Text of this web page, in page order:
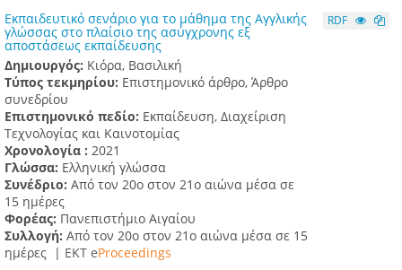
Εκπαιδευτικό σενάριο για το μάθημα της Αγγλικής
γλώσσας στο πλαίσιο της ασύγχρονης εξ
αποστάσεως εκπαίδευσης
Δημιουργός: Κιόρα, Βασιλική
Τύπος τεκμηρίου: Επιστημονικό άρθρο, Άρθρο
συνεδρίου
Επιστημονικό πεδίο: Εκπαίδευση, Διαχείριση
Τεχνολογίας και Καινοτομίας
Χρονολογία : 2021
Γλώσσα: Ελληνική γλώσσα
Συνέδριο: Από τον 20ο στον 21ο αιώνα μέσα σε
15 ημέρες
Φορέας: Πανεπιστήμιο Αιγαίου
Συλλογή: Από τον 20ο στον 21ο αιώνα μέσα σε 15
ημέρες | ΕΚΤ eProceedings
RDF